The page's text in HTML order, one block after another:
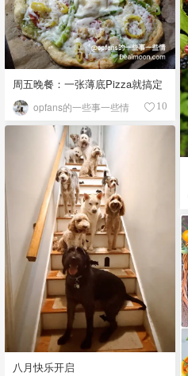
周五晚餐：一张薄底Pizza就搞定
opfans的一些事一些情 10
八月快乐开启